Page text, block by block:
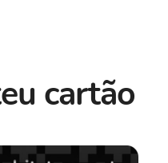
cartão